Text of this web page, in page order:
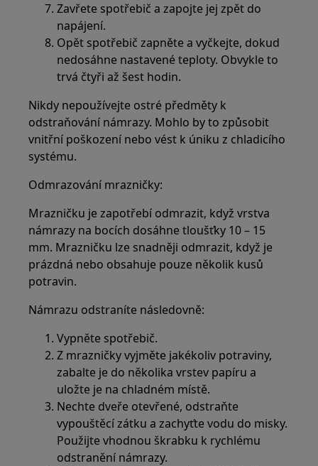
Zavřete spotřebič a zapojte jej zpět do
napájení.
Opět spotřebič zapněte a vyčkejte, dokud
nedosáhne nastavené teploty. Obvykle to
trvá čtyři až šest hodin.
Nikdy nepoužívejte ostré předměty k
odstraňování námrazy. Mohlo by to způsobit
vnitřní poškození nebo vést k úniku z chladicího
systému.
Odmrazování mrazničky:
Mrazničku je zapotřebí odmrazit, když vrstva
námrazy na bocích dosáhne tloušťky 10 – 15
mm. Mrazničku lze snadněji odmrazit, když je
prázdná nebo obsahuje pouze několik kusů
potravin.
Námrazu odstraníte následovně:
Vypněte spotřebič.
Z mrazničky vyjměte jakékoliv potraviny,
zabalte je do několika vrstev papíru a
uložte je na chladném místě.
Nechte dveře otevřené, odstraňte
vypouštěcí zátku a zachyťte vodu do misky.
Použijte vhodnou škrabku k rychlému
odstranění námrazy.